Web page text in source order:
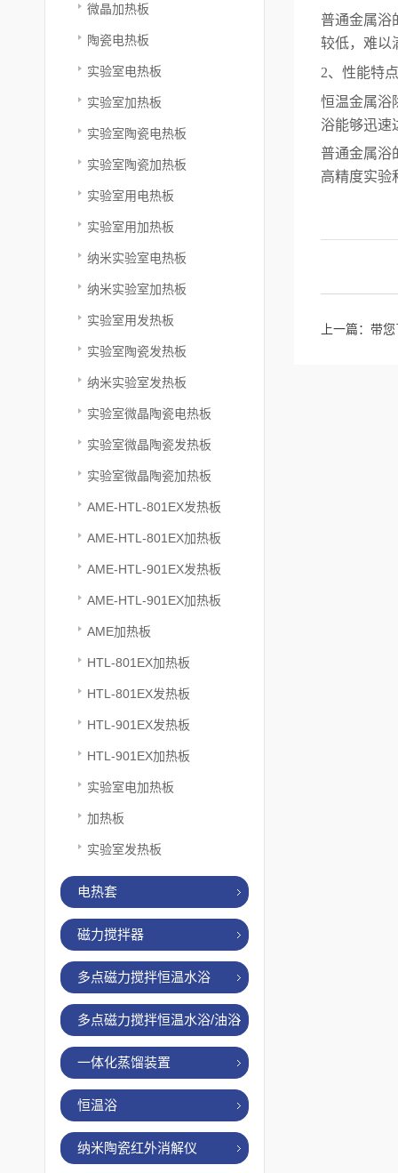
微晶加热板
陶瓷电热板
实验室电热板
实验室加热板
实验室陶瓷电热板
实验室陶瓷加热板
实验室用电热板
实验室用加热板
纳米实验室电热板
纳米实验室加热板
实验室用发热板
实验室陶瓷发热板
纳米实验室发热板
实验室微晶陶瓷电热板
实验室微晶陶瓷发热板
实验室微晶陶瓷加热板
AME-HTL-801EX发热板
AME-HTL-801EX加热板
AME-HTL-901EX发热板
AME-HTL-901EX加热板
AME加热板
HTL-801EX加热板
HTL-801EX发热板
HTL-901EX发热板
HTL-901EX加热板
实验室电加热板
加热板
实验室发热板
电热套
磁力搅拌器
多点磁力搅拌恒温水浴
多点磁力搅拌恒温水浴/油浴
一体化蒸馏装置
恒温浴
纳米陶瓷红外消解仪
普通金属浴
较低，难以
2、性能特
恒温金属浴
浴能够迅速
普通金属浴
高精度实验
上一篇： 带您